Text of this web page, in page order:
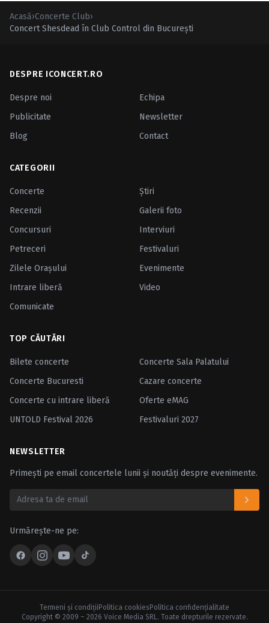
Acasă›Concerte Club›
Concert Shesdead în Club Control din Bucureşti
DESPRE ICONCERT.RO
Despre noi
Echipa
Publicitate
Newsletter
Blog
Contact
CATEGORII
Concerte
Ştiri
Recenzii
Galerii foto
Concursuri
Interviuri
Petreceri
Festivaluri
Zilele Oraşului
Evenimente
Intrare liberă
Video
Comunicate
TOP CĂUTĂRI
Bilete concerte
Concerte Sala Palatului
Concerte Bucuresti
Cazare concerte
Concerte cu intrare liberă
Oferte eMAG
UNTOLD Festival 2026
Festivaluri 2027
NEWSLETTER
Primești pe email concertele lunii și noutăți despre evenimente.
Urmărește-ne pe:
Termeni şi condiţii Politica cookies Politica confidenţialitate
Copyright © 2009 – 2026 Voice Media SRL. Toate drepturile rezervate.